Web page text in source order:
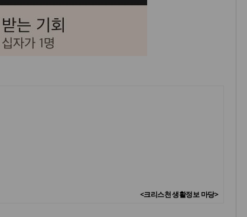
<크리스천 생활정보 마당>